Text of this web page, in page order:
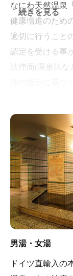
なにわ天然温泉
健康増進のため
適切に行うこと
認定を受ける事
法律面(温泉法な
ドイツ直輸入の
をご提供いたし
花乃井公式サイ
続きを見る
男湯・女湯
ドイツ直輸入の